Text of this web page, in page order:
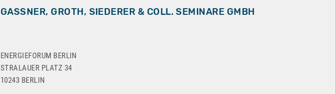
GASSNER, GROTH, SIEDERER & COLL. SEMINARE GMBH
ENERGIEFORUM BERLIN
STRALAUER PLATZ 34
10243 BERLIN